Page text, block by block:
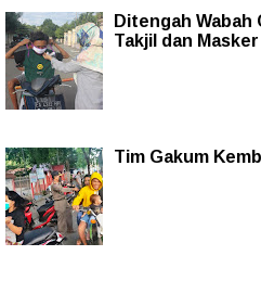
Ditengah Wabah
Takjil dan Masker
Tim Gakum